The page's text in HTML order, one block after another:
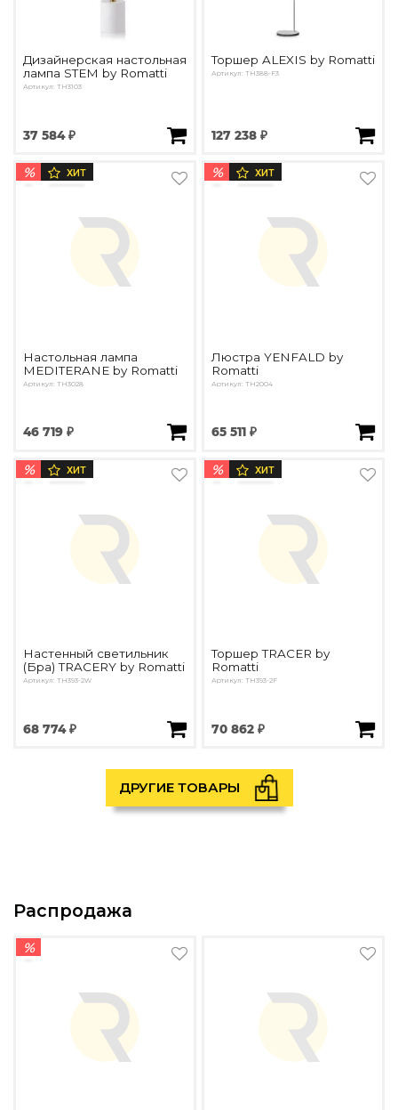
Дизайнерская настольная
лампа STEM by Romatti
Артикул: TH3103
37 584 ₽
Торшер ALEXIS by Romatti
Артикул: ТН388-F3
127 238 ₽
% ХИТ
Настольная лампа
MEDITERANE by Romatti
Артикул: TH3028
46 719 ₽
% ХИТ
Люстра YENFALD by
Romatti
Артикул: TH2004
65 511 ₽
% ХИТ
Настенный светильник
(Бра) TRACERY by Romatti
Артикул: TH393-2W
68 774 ₽
% ХИТ
Торшер TRACER by
Romatti
Артикул: ТН393-2F
70 862 ₽
ДРУГИЕ ТОВАРЫ
Распродажа
%